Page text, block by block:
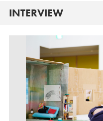
INTERVIEW